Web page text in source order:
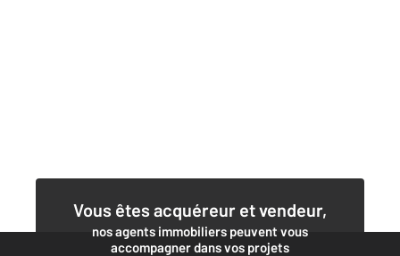
Vous êtes acquéreur et vendeur,
nos agents immobiliers peuvent vous
accompagner dans vos projets